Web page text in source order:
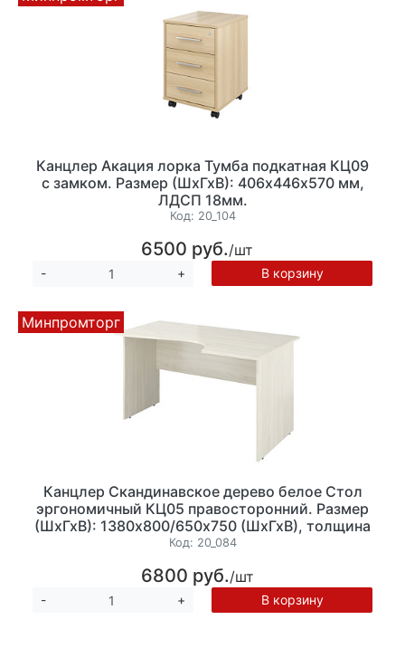
Канцлер Акация лорка Тумба подкатная КЦ09
с замком. Размер (ШхГхВ): 406х446х570 мм,
ЛДСП 18мм.
Код: 20_104
6500 руб./шт
- + В корзину
Минпромторг
Канцлер Скандинавское дерево белое Стол
эргономичный КЦ05 правосторонний. Размер
(ШхГхВ): 1380х800/650х750 (ШхГхВ), толщина
столешницы 18 мм. ЗАКАЗНАЯ ПОЗИЦИЯ
Код: 20_084
6800 руб./шт
- + В корзину